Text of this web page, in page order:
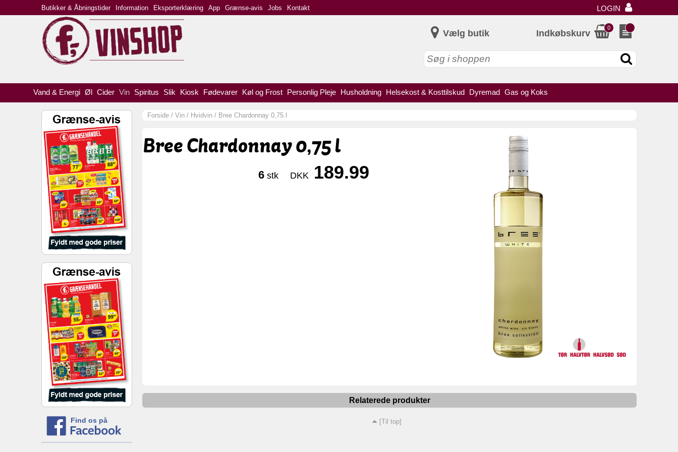
LOGIN
Vælg butik
Vand & Energi Øl Cider Vin Spiritus Slik Kiosk Fødevarer Køl og Frost Personlig Pleje Husholdning Helsekost & Kosttilskud Dyremad Gas og Koks
Indkøbskurv
0
Forside / Vin / Hvidvin / Bree Chardonnay 0,75 l
Bree Chardonnay 0,75 l
6 stk DKK 189.99
Relaterede produkter
[Til top]
Find os på
Butikker & Åbningstider Information Eksporterklæring App Grænse-avis Jobs Kontakt